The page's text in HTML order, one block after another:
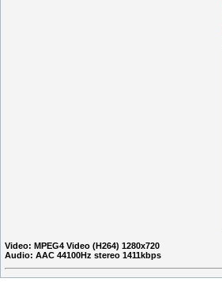
Video: MPEG4 Video (H264) 1280x720
Audio: AAC 44100Hz stereo 1411kbps